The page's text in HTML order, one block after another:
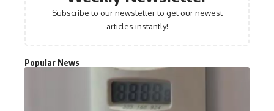
Subscribe to our newsletter to get our newest
articles instantly!
Popular News